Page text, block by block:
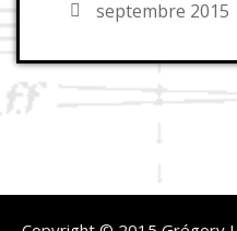
septembre 2015